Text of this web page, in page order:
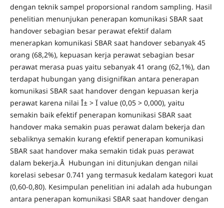
dengan teknik sampel proporsional random sampling. Hasil
penelitian menunjukan penerapan komunikasi SBAR saat
handover sebagian besar perawat efektif dalam
menerapkan komunikasi SBAR saat handover sebanyak 45
orang (68,2%), kepuasan kerja perawat sebagian besar
perawat merasa puas yaitu sebanyak 41 orang (62,1%), dan
terdapat hubungan yang disignifikan antara penerapan
komunikasi SBAR saat handover dengan kepuasan kerja
perawat karena nilai Î± > Ï value (0,05 > 0,000), yaitu
semakin baik efektif penerapan komunikasi SBAR saat
handover maka semakin puas perawat dalam bekerja dan
sebaliknya semakin kurang efektif penerapan komunikasi
SBAR saat handover maka semakin tidak puas perawat
dalam bekerja.Â Hubungan ini ditunjukan dengan nilai
korelasi sebesar 0.741 yang termasuk kedalam kategori kuat
(0,60-0,80). Kesimpulan penelitian ini adalah ada hubungan
antara penerapan komunikasi SBAR saat handover dengan